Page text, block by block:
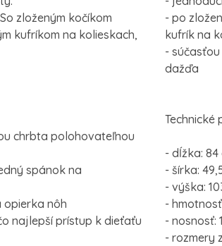
zloženým kočíkom
kufríkom na kolieskach,
chrbta polohovateľnou
spánok na
nôh
najlepší prístup k dieťaťu
- po
kufrík na
-
dažďa
Technické
- dĺžka: 84
- šírka:
- výška:
-
- nosnosť:
- rozmery